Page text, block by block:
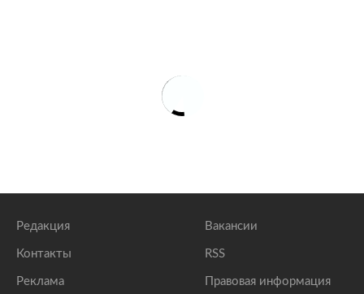
Редакция
Контакты
Реклама
Вакансии
RSS
Правовая информация